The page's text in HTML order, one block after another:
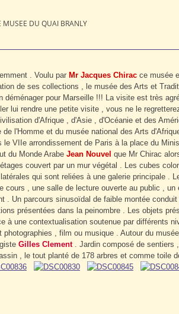
MUSEE DU QUAI BRANLY
. Voulu par Mr Jacques Chirac ce musée
de ses collections , le musée des Arts et
pour Marseille !!! La visite est très
lui rendre une petite visite , vous ne le
d'Afrique , d'Asie , d'Océanie et des
l'Homme et du musée national des Arts
VIIe arrondissement de Paris à la place du
du Monde Arabe Jean Nouvel que Mr Chirac
couvert par un mur végétal . Les cubes
qui sont reliées à une galerie principale .
cours , une salle de lecture ouverte au public , un
. Un parcours sinusoïdal de faible montée
présentées dans la peinombre . Les objets
à une contextualisation soutenue par différents
, film ou musique . Autour du
Gilles Clement. Jardin composé de sentiers
, le tout planté de 178 arbres et comme toile